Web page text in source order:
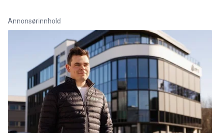
Annonsørinnhold